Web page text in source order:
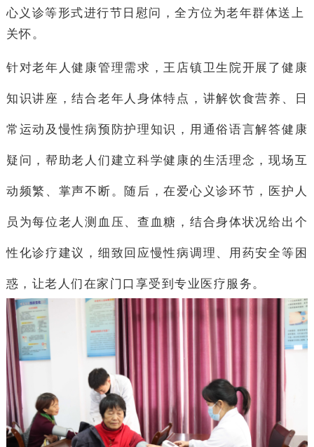
心义诊等形式进行节日慰问，全方位为老年群体送上
关怀。
针对老年人健康管理需求，王店镇卫生院开展了健康
知识讲座，结合老年人身体特点，讲解饮食营养、日
常运动及慢性病预防护理知识，用通俗语言解答健康
疑问，帮助老人们建立科学健康的生活理念，现场互
动频繁、掌声不断。随后，在爱心义诊环节，医护人
员为每位老人测血压、查血糖，结合身体状况给出个
性化诊疗建议，细致回应慢性病调理、用药安全等困
惑，让老人们在家门口享受到专业医疗服务。